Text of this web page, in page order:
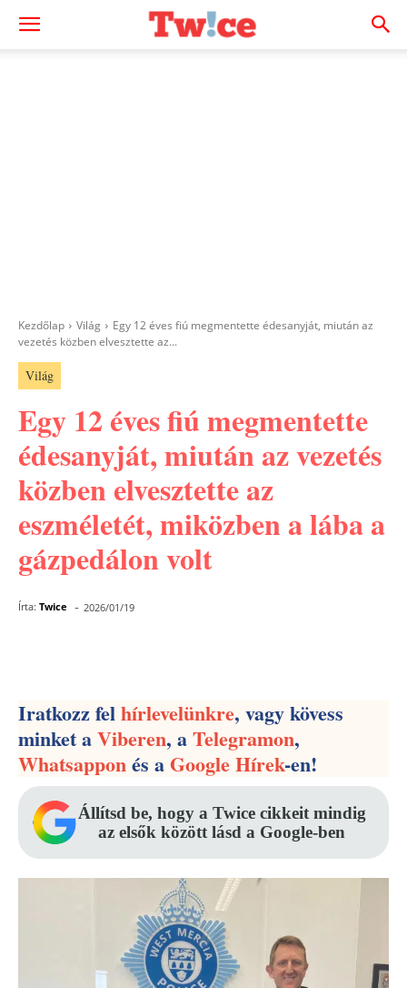
Kezdőlap Világ
Egy 12 éves fiú megmentette édesanyját, miután az
vezetés közben elvesztette az...
Világ
Egy 12 éves fiú megmentette
édesanyját, miután az vezetés
közben elvesztette az
eszméletét, miközben a lába a
gázpedálon volt
Írta: Twice - 2026/01/19
Iratkozz felhírlevelünkre, vagy kövess
minket aViberen, aTelegramon,
Whatsapponés aGoogle Hírek-en!
Állítsd be, hogy a Twice cikkeit mindig
az elsők között lásd a Google-ben